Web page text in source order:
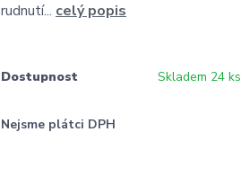
rudnutí... celý popis
Dostupnost Skladem 24 ks
Nejsme plátci DPH